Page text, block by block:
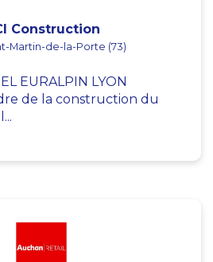
Construction
Martin-de-la-Porte (73)
EURALPIN LYON
de la construction du